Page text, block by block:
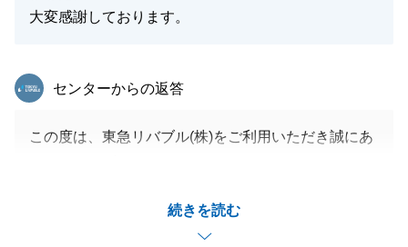
大変感謝しております。
続きを読む
東急リバブル
センターからの返答
この度は、東急リバブル(株)をご利用いただき誠にあ
ご売却からご契約、お引渡しまでトラブルが無く終え